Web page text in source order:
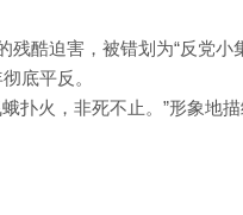
残酷迫害，被错划为“反党
底平反。
扑火，非死不止。”形象地